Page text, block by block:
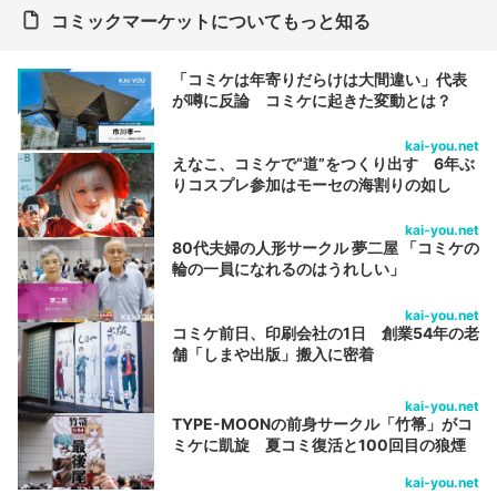
コミックマーケットについてもっと知る
「コミケは年寄りだらけは大間違い」代表
が噂に反論 コミケに起きた変動とは？
kai-you.net
えなこ、コミケで“道”をつくり出す 6年ぶ
りコスプレ参加はモーセの海割りの如し
kai-you.net
80代夫婦の人形サークル 夢二屋 「コミケの
輪の一員になれるのはうれしい」
kai-you.net
コミケ前日、印刷会社の1日 創業54年の老
舗「しまや出版」搬入に密着
kai-you.net
TYPE-MOONの前身サークル「竹箒」がコ
ミケに凱旋 夏コミ復活と100回目の狼煙
kai-you.net